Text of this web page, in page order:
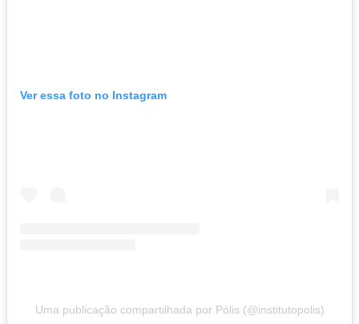
Ver essa foto no Instagram
Uma publicação compartilhada por Pólis (@institutopolis)